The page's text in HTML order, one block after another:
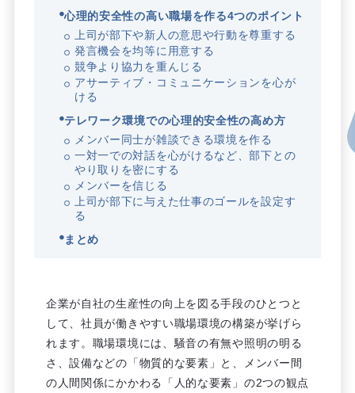
心理的安全性の高い職場を作る4つのポイント
上司が部下や新人の意思や行動を尊重する
発言機会を均等に用意する
競争より協力を重んじる
アサーティブ・コミュニケーションを心が
ける
テレワーク環境での心理的安全性の高め方
メンバー同士が雑談できる環境を作る
一対一での対話を心がけるなど、部下との
やり取りを密にする
メンバーを信じる
上司が部下に与えた仕事のゴールを設定す
る
まとめ
企業が自社の生産性の向上を図る手段のひとつと
して、社員が働きやすい職場環境の構築が挙げら
れます。職場環境には、騒音の有無や照明の明る
さ、設備などの「物質的な要素」と、メンバー間
の人間関係にかかわる「人的な要素」の2つの観点